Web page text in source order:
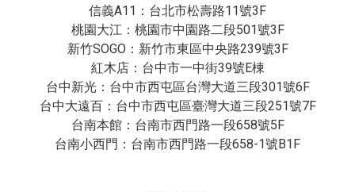
信義A11：台北市松壽路11號3F
桃園大江：桃園市中園路二段501號3F
新竹SOGO：新竹市東區中央路239號3F
紅木店：台中市一中街39號E棟
台中新光：台中市西屯區台灣大道三段301號6F
台中大遠百：台中市西屯區臺灣大道三段251號7F
台南本館：台南市西門路一段658號5F
台南小西門：台南市西門路一段658-1號B1F